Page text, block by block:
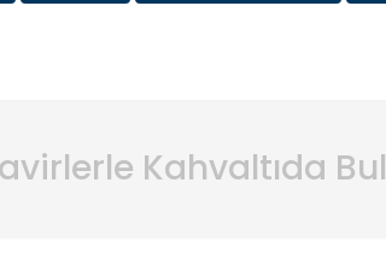
Kahvaltıda